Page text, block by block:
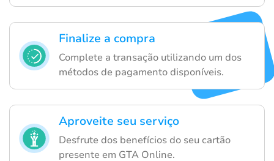
Finalize a compra
Complete a transação utilizando um dos
métodos de pagamento disponíveis.
Aproveite seu serviço
Desfrute dos benefícios do seu cartão
presente em GTA Online.